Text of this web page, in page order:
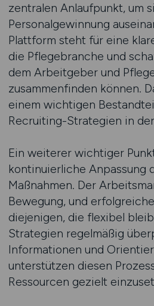
zentralen Anlaufpunkt, um
Personalgewinnung
Plattform steht für eine
die Pflegebranche und
dem Arbeitgeber und
zusammenfinden können.
einem wichtigen
Recruiting-Strategien in
Ein weiterer wichtiger
kontinuierliche Anpassung
Maßnahmen. Der
Bewegung, und
diejenigen, die flexibel
Strategien regelmäßig
Informationen und
unterstützen diesen
Ressourcen gezielt